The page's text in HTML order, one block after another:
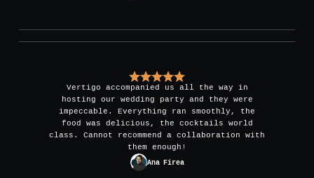
Vertigo accompanied us all the way in
hosting our wedding party and they were
impeccable. Everything ran smoothly, the
food was delicious, the cocktails world
class. Cannot recommend a collaboration with
them enough!
Ana Firea